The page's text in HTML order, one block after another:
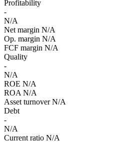
Profitability
-
N/A
Net margin N/A
Op. margin N/A
FCF margin N/A
Quality
-
N/A
ROE N/A
ROA N/A
Asset turnover N/A
Debt
-
N/A
Current ratio N/A